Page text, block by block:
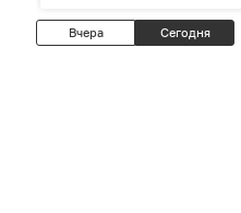
Вчера Сегодня